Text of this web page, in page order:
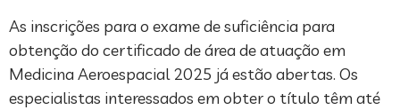
As inscrições para o exame de suficiência para
obtenção do certificado de área de atuação em
Medicina Aeroespacial 2025 já estão abertas. Os
especialistas interessados em obter o título têm até